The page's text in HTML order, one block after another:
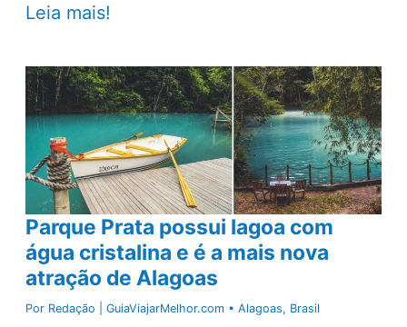
Destino
mais
de
300
cachoeiras
catalogadas
Leia mais!
Parque Prata possui lagoa com
água cristalina e é a mais nova
atração de Alagoas
Por Redação | GuiaViajarMelhor.com •Alagoas, Brasil